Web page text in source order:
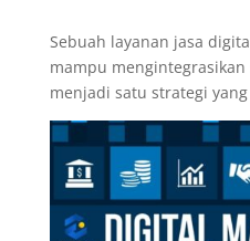
Sebuah layanan jasa
mampu
menjadi satu strategi